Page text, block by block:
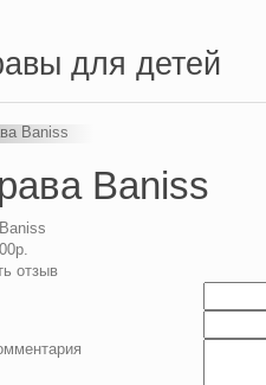
для детей
Baniss
Baniss
отзыв